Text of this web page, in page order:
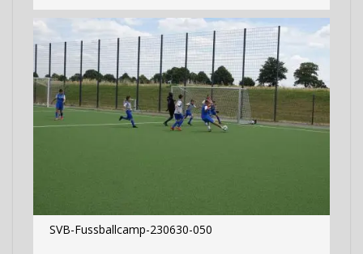
SVB-Fussballcamp-230630-050